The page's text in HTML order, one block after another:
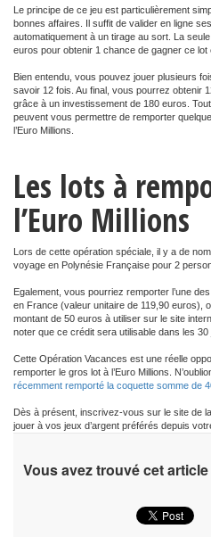
Le principe de ce jeu est particulièrement
bonnes affaires. Il suffit de valider en ligne
automatiquement à un tirage au sort. La
euros pour obtenir 1 chance de gagner ce lot
Bien entendu, vous pouvez jouer plusieurs
savoir 12 fois. Au final, vous pourrez obtenir
grâce à un investissement de 180 euros.
peuvent vous permettre de remporter
l’Euro Millions.
Les lots à
l’Euro Millions
Lors de cette opération spéciale, il y a de
voyage en Polynésie Française pour 2
Egalement, vous pourriez remporter l’une
en France (valeur unitaire de 119,90 euros),
montant de 50 euros à utiliser sur le site
noter que ce crédit sera utilisable dans les
Cette Opération Vacances est une réelle
remporter le gros lot à l’Euro Millions.
récemment remporté la coquette somme de
Dès à présent, inscrivez-vous sur le site de
jouer à vos jeux d’argent préférés depuis
Vous avez trouvé cet